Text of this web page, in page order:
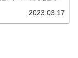
2023.03.17